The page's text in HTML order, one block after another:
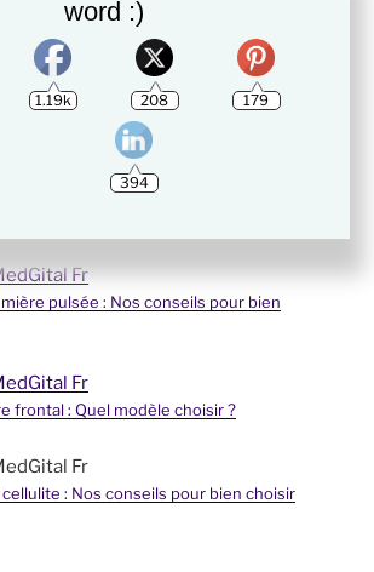
des pieds : bienfaits et
: Choisir le bon appareil
pulsée : Nos conseils pour bien
frontal : Quel modèle choisir ?
: Nos conseils pour bien choisir
word :)
1.19k 208 179
394